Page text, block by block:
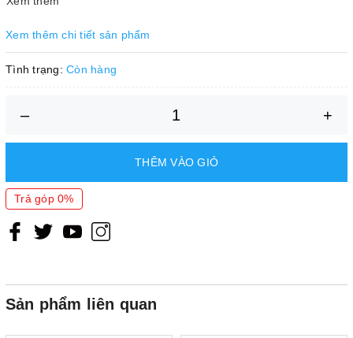
Xem thêm chi tiết sản phẩm
Tình trạng: Còn hàng
– +
THÊM VÀO GIỎ
Trả góp 0%
Sản phẩm liên quan